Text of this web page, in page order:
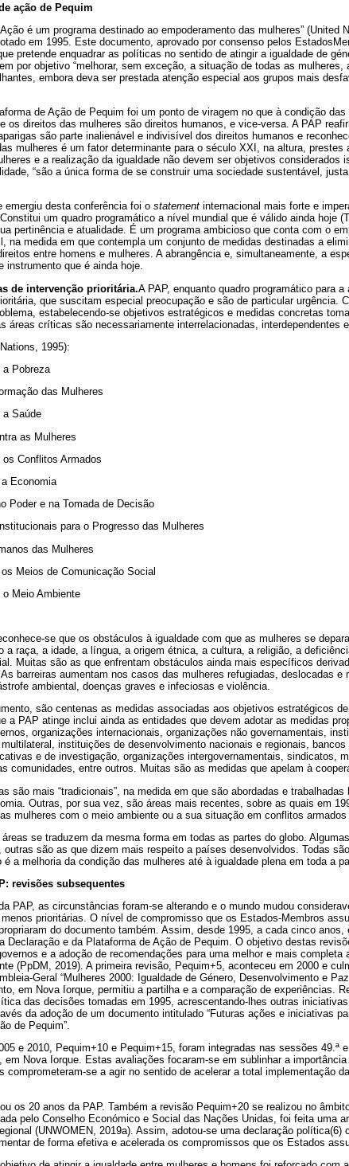
ação de Pequim
é um programa destinado ao empoderamento das mulheres” (United
em 1995. Este documento, aprovado por consenso pelos
pretende enquadrar as políticas no sentido de atingir a igualdade de
por objetivo “melhorar, sem exceção, a situação de todas as
embora deva ser prestada atenção especial aos grupos mais
de Ação de Pequim foi um ponto de viragem no que à condição
os direitos das mulheres são direitos humanos, e vice-versa. A PAP
são parte inalienável e indivisível dos direitos humanos e
mulheres é um fator determinante para o século XXI, na altura, prestes
e a realização da igualdade não devem ser objetivos considerados
“são a única forma de se construir uma sociedade sustentável,
emergiu desta conferência foi o statement internacional mais forte e
um quadro programático a nível mundial que é válido ainda hoje
pertinência e atualidade. É um programa ambicioso que conta com o
na medida em que contempla um conjunto de medidas destinadas a
entre homens e mulheres. A abrangência e, simultaneamente, a
instrumento que é ainda hoje.
de intervenção prioritária.A PAP, enquanto quadro programático para
que suscitam especial preocupação e são de particular urgência.
estabelecendo-se objetivos estratégicos e medidas concretas
áreas críticas são necessariamente interrelacionadas, interdependentes e
1995):
Pobreza
das Mulheres
a Saúde
as Mulheres
Conflitos Armados
Economia
Poder e na Tomada de Decisão
para o Progresso das Mulheres
das Mulheres
Meios de Comunicação Social
Meio Ambiente
se que os obstáculos à igualdade com que as mulheres se
a raça, a idade, a língua, a origem étnica, a cultura, a religião, a
Muitas são as que enfrentam obstáculos ainda mais específicos
barreiras aumentam nos casos das mulheres refugiadas, deslocadas e
ambiental, doenças graves e infeciosas e violência.
são centenas as medidas associadas aos objetivos estratégicos
a PAP atinge inclui ainda as entidades que devem adotar as medidas
organizações internacionais, organizações não governamentais,
instituições de desenvolvimento nacionais e regionais,
e de investigação, organizações intergovernamentais, sindicatos,
comunidades, entre outros. Muitas são as medidas que apelam à
são mais “tradicionais”, na medida em que são abordadas e
Outras, por sua vez, são áreas mais recentes, sobre as quais em
mulheres com o meio ambiente ou a sua situação em conflitos armados
se traduzem da mesma forma em todas as partes do globo.
outras são as que dizem mais respeito a países desenvolvidos. Todas
é a melhoria da condição das mulheres até à igualdade plena em toda a
revisões subsequentes
PAP, as circunstâncias foram-se alterando e o mundo mudou
prioritárias. O nível de compromisso que os Estados-Membros
do documento também. Assim, desde 1995, a cada cinco
Declaração e da Plataforma de Ação de Pequim. O objetivo destas
e a adoção de recomendações para uma melhor e mais completa
(PpDM, 2019). A primeira revisão, Pequim+5, aconteceu em 2000 e
Geral “Mulheres 2000: Igualdade de Género, Desenvolvimento e
em Nova Iorque, permitiu a partilha e a comparação de experiências.
das decisões tomadas em 1995, acrescentando-lhes outras
da adoção de um documento intitulado “Futuras ações e iniciativas
de Pequim”.
e 2010, Pequim+10 e Pequim+15, foram integradas nas sessões 49.ª
em Nova Iorque. Estas avaliações focaram-se em sublinhar a
comprometeram-se a agir no sentido de acelerar a total implementação
os 20 anos da PAP. Também a revisão Pequim+20 se realizou no
pelo Conselho Económico e Social das Nações Unidas, foi feita uma
(UNWOMEN, 2019a). Assim, adotou-se uma declaração política(6)
de forma efetiva e acelerada os compromissos que os Estados